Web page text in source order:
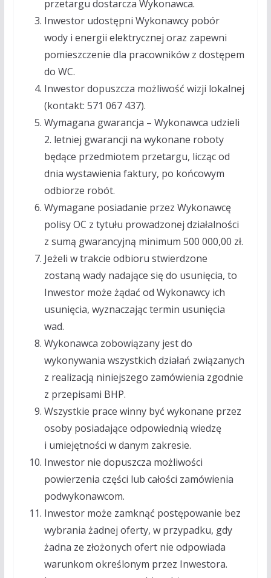
przetargu dostarcza Wykonawca.
Inwestor udostępni Wykonawcy pobór
wody i energii elektrycznej oraz zapewni
pomieszczenie dla pracowników z dostępem
do WC.
Inwestor dopuszcza możliwość wizji lokalnej
(kontakt: 571 067 437).
Wymagana gwarancja – Wykonawca udzieli
2. letniej gwarancji na wykonane roboty
będące przedmiotem przetargu, licząc od
dnia wystawienia faktury, po końcowym
odbiorze robót.
Wymagane posiadanie przez Wykonawcę
polisy OC z tytułu prowadzonej działalności
z sumą gwarancyjną minimum 500 000,00 zł.
Jeżeli w trakcie odbioru stwierdzone
zostaną wady nadające się do usunięcia, to
Inwestor może żądać od Wykonawcy ich
usunięcia, wyznaczając termin usunięcia
wad.
Wykonawca zobowiązany jest do
wykonywania wszystkich działań związanych
z realizacją niniejszego zamówienia zgodnie
z przepisami BHP.
Wszystkie prace winny być wykonane przez
osoby posiadające odpowiednią wiedzę
i umiejętności w danym zakresie.
Inwestor nie dopuszcza możliwości
powierzenia części lub całości zamówienia
podwykonawcom.
Inwestor może zamknąć postępowanie bez
wybrania żadnej oferty, w przypadku, gdy
żadna ze złożonych ofert nie odpowiada
warunkom określonym przez Inwestora.